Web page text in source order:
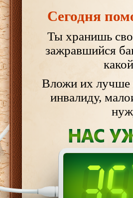
Сегодня
Ты хранишь
зажравшийся
Вложи их
инвалиду,